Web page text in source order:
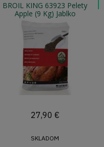
BROIL KING 63923 Pelety
Apple (9 Kg) Jablko
27,90 €
SKLADOM